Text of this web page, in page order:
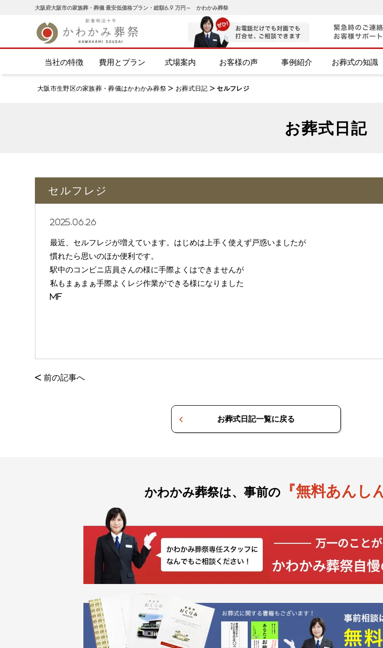
大阪府大阪市の家族葬・葬儀 最安低価格プラン・総額6.9 万円～ かわかみ葬祭
当社の特徴 費用とプラン 式場案内 お客様の声 事例紹介 お葬式の知識
大阪市生野区の家族葬・葬儀はかわかみ葬祭 > お葬式日記 >セルフレジ
お葬式日記
セルフレジ
2025.06.26
最近、セルフレジが増えています。はじめは上手く使えず戸惑いましたが
慣れたら思いのほか便利です。
駅中のコンビニ店員さんの様に手際よくはできませんが
私もまぁまぁ手際よくレジ作業ができる様になりました
MF
< 前の記事へ
お葬式日記一覧に戻る
かわかみ葬祭は、事前の 『無料あんし